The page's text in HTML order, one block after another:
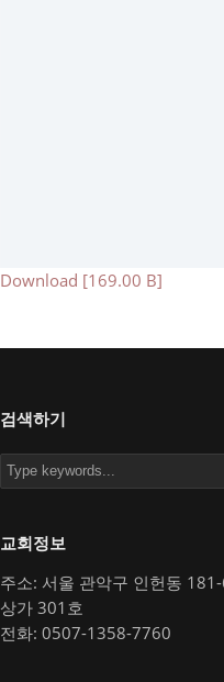
Download [169.00 B]
검색하기
교회정보
주소: 서울 관악구 인헌동
상가 301호
전화: 0507-1358-7760